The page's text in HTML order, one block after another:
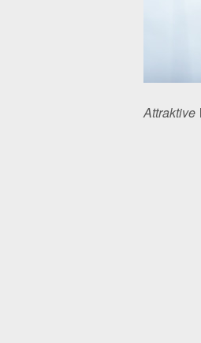
Attraktive